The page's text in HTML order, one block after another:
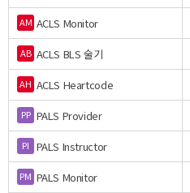
AM ACLS Monitor
AB ACLS BLS 술기
AH ACLS Heartcode
PP PALS Provider
PI PALS Instructor
PM PALS Monitor